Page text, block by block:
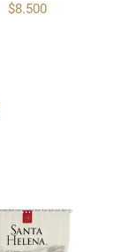
$8.500